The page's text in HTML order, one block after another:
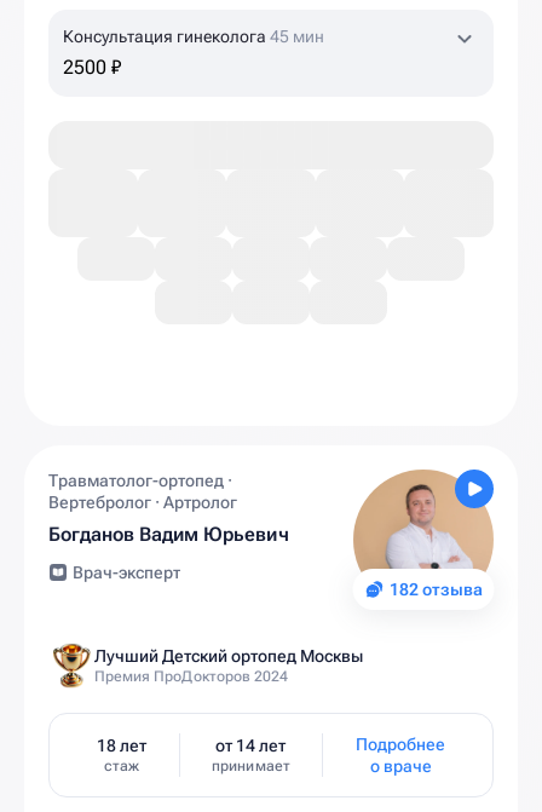
Консультация гинеколога 45 мин
2500 ₽
182 отзыва
Травматолог-ортопед ·
Вертебролог · Артролог
Богданов Вадим Юрьевич
Врач-эксперт
Лучший Детский ортопед Москвы
Премия ПроДокторов 2024
18 лет
стаж
от 14 лет
принимает
Подробнее
о враче